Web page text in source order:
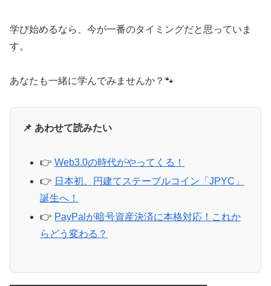
学び始めるなら、今が一番のタイミングだと思っていま
す。
あなたも一緒に学んでみませんか？🐾
📌 あわせて読みたい
👉Web3.0の時代がやってくる！
👉 日本初、円建てステーブルコイン「JPYC」
誕生へ！
👉 PayPalが暗号資産決済に本格対応！これか
らどう変わる？